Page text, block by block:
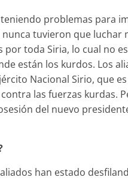
problemas para
tuvieron que luchar
toda Siria, lo cual no
están los kurdos. Los
Nacional Sirio, que
las fuerzas kurdas.
del nuevo
han estado